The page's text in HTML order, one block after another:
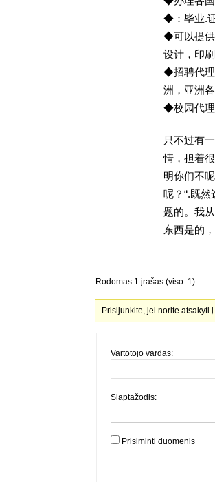
◆：毕业.
◆可以提供
设计，印
◆招聘代理
洲，亚洲
◆校园代理
只不过有
情，担着
明你们不
呢？“.既
题的。我
东西是的
Rodomas 1 įrašas (viso: 1)
Prisijunkite, jei norite atsakyti
Vartotojo vardas:
Slaptažodis:
Prisiminti duomenis